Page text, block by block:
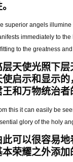
superior angels
immediately to
to the greatness
层天使光照下层
使启示和显示
王和万物统治
this it can easily be
glory of the holy
此可以很容易
本荣耀之外添加